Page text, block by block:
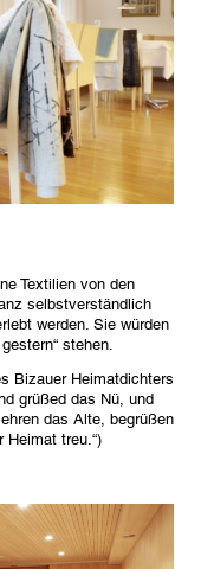
Textilien von den
selbstverständlich
werden. Sie würden
stehen.
Bizauer Heimatdichters
grüßed das Nü, und
das Alte, begrüßen
Heimat treu.“)